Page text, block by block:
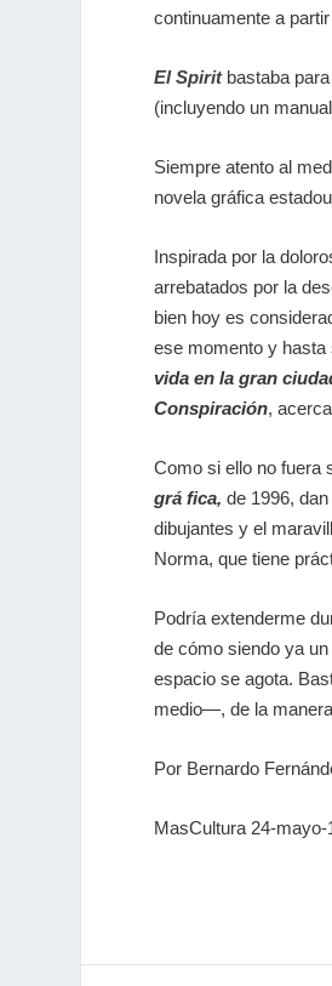
continuamente a
El Spiritbastaba para
(incluyendo un
Siempre atento al
novela gráfica
Inspirada por la
arrebatados por la
bien hoy es
ese momento y
vida en la gran
Conspiración,
Como si ello no fuera
grá fica, de 1996,
dibujantes y el
Norma, que tiene
Podría extenderme
de cómo siendo ya
espacio se agota.
medio—, de la
Por Bernardo
MasCultura 24-mayo-